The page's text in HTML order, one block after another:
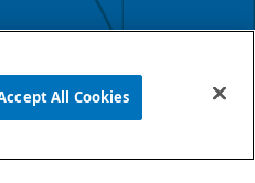
All Cookies